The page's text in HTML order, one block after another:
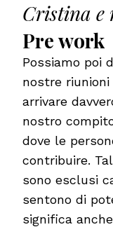
Cristina e
Pre work
Possiamo poi
nostre
arrivare
nostro
dove le
contribuire.
sono esclusi
sentono di
significa